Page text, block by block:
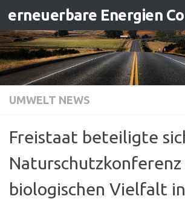
Zum Inhalt springen
UMWELT NEWS
Freistaat beteiligte
Naturschutzkonferenz
biologischen Vielfalt